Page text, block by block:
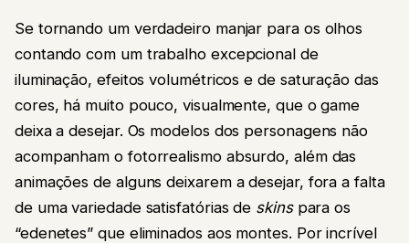
Se tornando um verdadeiro manjar para os olhos
contando com um trabalho excepcional de
iluminação, efeitos volumétricos e de saturação das
cores, há muito pouco, visualmente, que o game
deixa a desejar. Os modelos dos personagens não
acompanham o fotorrealismo absurdo, além das
animações de alguns deixarem a desejar, fora a falta
de uma variedade satisfatórias de skins para os
“edenetes” que eliminados aos montes. Por incrível